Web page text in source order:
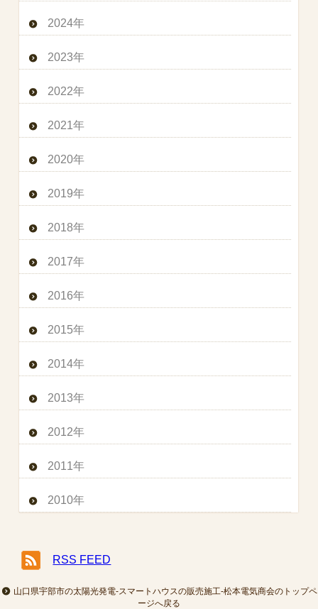
2024年
2023年
2022年
2021年
2020年
2019年
2018年
2017年
2016年
2015年
2014年
2013年
2012年
2011年
2010年
RSS FEED
山口県宇部市の太陽光発電-スマートハウスの販売施工-松本電気商会のトップペ
ージへ戻る